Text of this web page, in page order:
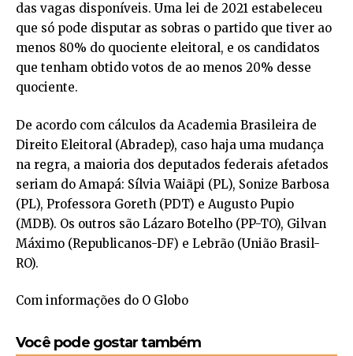
das vagas disponíveis. Uma lei de 2021 estabeleceu
que só pode disputar as sobras o partido que tiver ao
menos 80% do quociente eleitoral, e os candidatos
que tenham obtido votos de ao menos 20% desse
quociente.
De acordo com cálculos da Academia Brasileira de
Direito Eleitoral (Abradep), caso haja uma mudança
na regra, a maioria dos deputados federais afetados
seriam do Amapá: Sílvia Waiãpi (PL), Sonize Barbosa
(PL), Professora Goreth (PDT) e Augusto Pupio
(MDB). Os outros são Lázaro Botelho (PP-TO), Gilvan
Máximo (Republicanos-DF) e Lebrão (União Brasil-
RO).
Com informações do O Globo
Você pode gostar também